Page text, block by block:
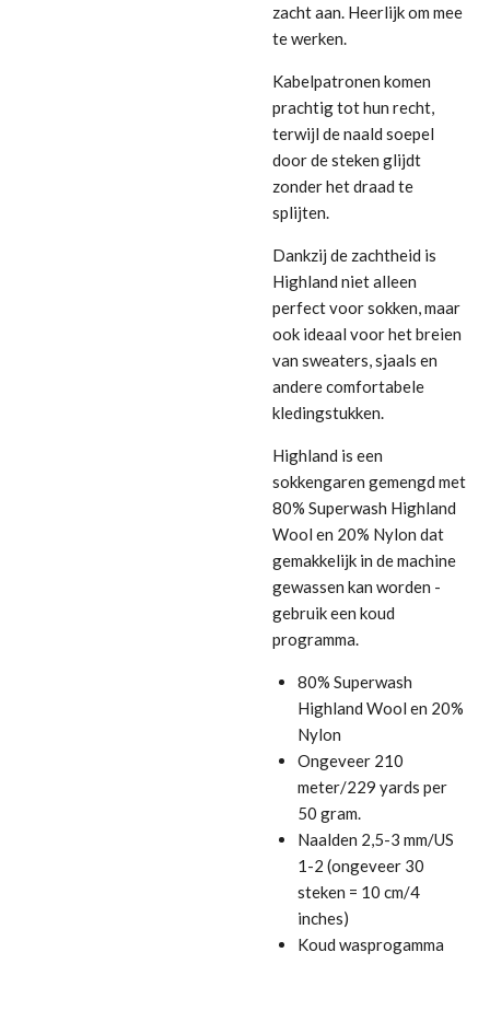
zacht aan. Heerlijk om mee
te werken.
Kabelpatronen komen
prachtig tot hun recht,
terwijl de naald soepel
door de steken glijdt
zonder het draad te
splijten.
Dankzij de zachtheid is
Highland niet alleen
perfect voor sokken, maar
ook ideaal voor het breien
van sweaters, sjaals en
andere comfortabele
kledingstukken.
Highland is een
sokkengaren gemengd met
80% Superwash Highland
Wool en 20% Nylon dat
gemakkelijk in de machine
gewassen kan worden -
gebruik een koud
programma.
80% Superwash
Highland Wool en 20%
Nylon
Ongeveer 210
meter/229 yards per
50 gram.
Naalden 2,5-3 mm/US
1-2 (ongeveer 30
steken = 10 cm/4
inches)
Koud wasprogamma